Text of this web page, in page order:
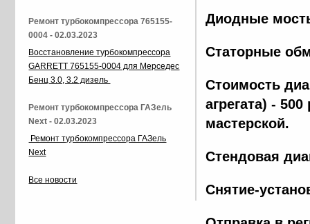
Диодные
Статорные
Стоимость
агрегата) -
мастерской.
Стендовая
Снятие-
Ремонт турбокомпрессора 765155-
0004 - 02.03.2023
Восстановление турбокомпрессора
GARRETT 765155-0004 для Мерседес
Бенц 3.0, 3.2 дизель
Ремонт турбокомпрессора ГАЗель
Next - 02.03.2023
Ремонт турбокомпрессора ГАЗель
Next
Все новости